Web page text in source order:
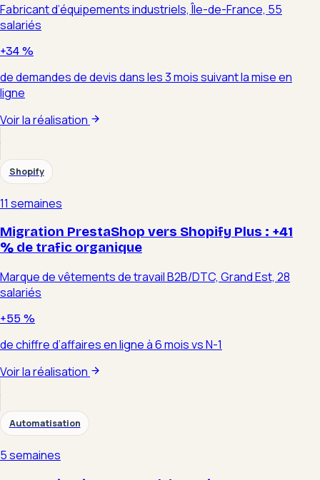
Fabricant d’équipements industriels, Île-de-France, 55
salariés
+34 %
de demandes de devis dans les 3 mois suivant la mise en
ligne
Voir la réalisation
Shopify
11 semaines
Migration PrestaShop vers Shopify Plus : +41
% de trafic organique
Marque de vêtements de travail B2B/DTC, Grand Est, 28
salariés
+55 %
de chiffre d’affaires en ligne à 6 mois vs N-1
Voir la réalisation
Automatisation
5 semaines